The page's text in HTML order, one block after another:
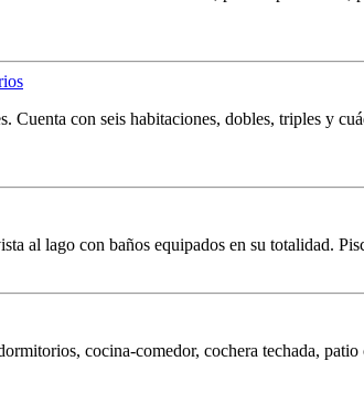
Cuenta con seis habitaciones, dobles, triples y
al lago con baños equipados en su totalidad.
cocina-comedor, cochera techada,